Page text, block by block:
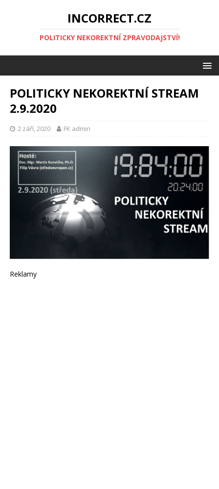
INCORRECT.CZ
POLITICKY NEKOREKTNÍ ZPRAVODAJSTVÍ!
POLITICKY NEKOREKTNÍ STREAM
2.9.2020
2 září, 2020 FK admin
Reklamy